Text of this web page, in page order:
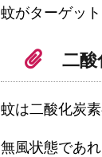
蚊がターゲッ
二酸
蚊は二酸化炭
無風状態であ